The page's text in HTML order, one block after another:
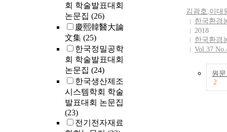
회 학술발표대회
논문집 (26)
慶熙韓醫大論
文集 (25)
한국정밀공학
회 학술발표대회
논문집 (24)
한국생산제조
시스템학회 학술
발표대회 논문집
(23)
전기전자재료
김광호,이대
한국환경
2018
한국환경
Vol.37
원
2